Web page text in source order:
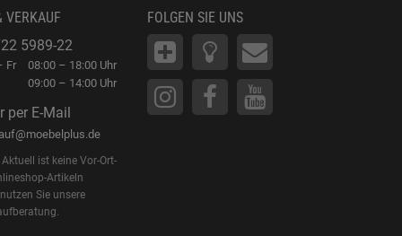
VERKAUF
5989-22
Fr
08:00 – 18:00 Uhr
09:00 – 14:00 Uhr
per E-Mail
Aktuell ist keine Vor-Ort-
Artikeln
Sie unsere
FOLGEN SIE UNS